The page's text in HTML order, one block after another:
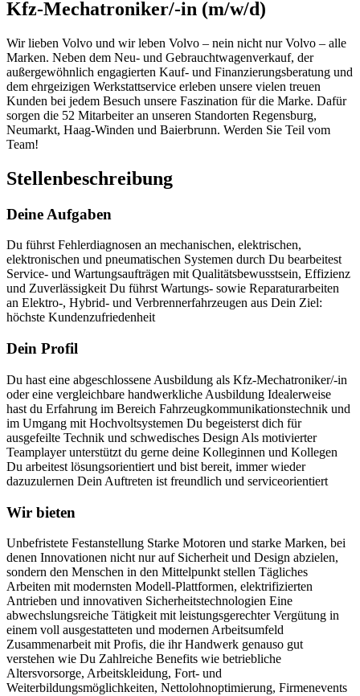
Kfz-Mechatroniker/-in (m/w/d)
Wir lieben Volvo und wir leben Volvo – nein nicht nur Volvo – alle
Marken. Neben dem Neu- und Gebrauchtwagenverkauf, der
außergewöhnlich engagierten Kauf- und Finanzierungsberatung und
dem ehrgeizigen Werkstattservice erleben unsere vielen treuen
Kunden bei jedem Besuch unsere Faszination für die Marke. Dafür
sorgen die 52 Mitarbeiter an unseren Standorten Regensburg,
Neumarkt, Haag-Winden und Baierbrunn. Werden Sie Teil vom
Team!
Stellenbeschreibung
Deine Aufgaben
Du führst Fehlerdiagnosen an mechanischen, elektrischen,
elektronischen und pneumatischen Systemen durch Du bearbeitest
Service- und Wartungsaufträgen mit Qualitätsbewusstsein, Effizienz
und Zuverlässigkeit Du führst Wartungs- sowie Reparaturarbeiten
an Elektro-, Hybrid- und Verbrennerfahrzeugen aus Dein Ziel:
höchste Kundenzufriedenheit
Dein Profil
Du hast eine abgeschlossene Ausbildung als Kfz-Mechatroniker/-in
oder eine vergleichbare handwerkliche Ausbildung Idealerweise
hast du Erfahrung im Bereich Fahrzeugkommunikationstechnik und
im Umgang mit Hochvoltsystemen Du begeisterst dich für
ausgefeilte Technik und schwedisches Design Als motivierter
Teamplayer unterstützt du gerne deine Kolleginnen und Kollegen
Du arbeitest lösungsorientiert und bist bereit, immer wieder
dazuzulernen Dein Auftreten ist freundlich und serviceorientiert
Wir bieten
Unbefristete Festanstellung Starke Motoren und starke Marken, bei
denen Innovationen nicht nur auf Sicherheit und Design abzielen,
sondern den Menschen in den Mittelpunkt stellen Tägliches
Arbeiten mit modernsten Modell-Plattformen, elektrifizierten
Antrieben und innovativen Sicherheitstechnologien Eine
abwechslungsreiche Tätigkeit mit leistungsgerechter Vergütung in
einem voll ausgestatteten und modernen Arbeitsumfeld
Zusammenarbeit mit Profis, die ihr Handwerk genauso gut
verstehen wie Du Zahlreiche Benefits wie betriebliche
Altersvorsorge, Arbeitskleidung, Fort- und
Weiterbildungsmöglichkeiten, Nettolohnoptimierung, Firmenevents